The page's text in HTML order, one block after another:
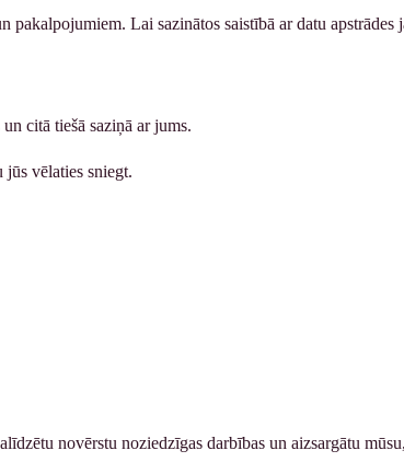
Lai sazinātos saistībā ar datu apstrādes
citā tiešā saziņā ar jums.
vēlaties sniegt.
novērstu noziedzīgas darbības un aizsargātu